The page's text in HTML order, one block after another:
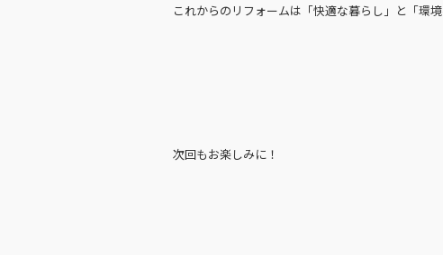
これからのリフォームは「快適な暮らし」と「環
次回もお楽しみに！